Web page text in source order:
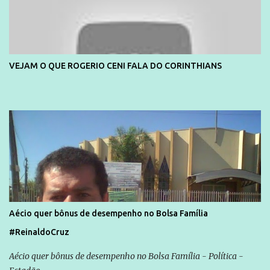
VEJAM O QUE ROGERIO CENI FALA DO CORINTHIANS
Aécio quer bônus de desempenho no Bolsa Família
#ReinaldoCruz
Aécio quer bônus de desempenho no Bolsa Família - Política -